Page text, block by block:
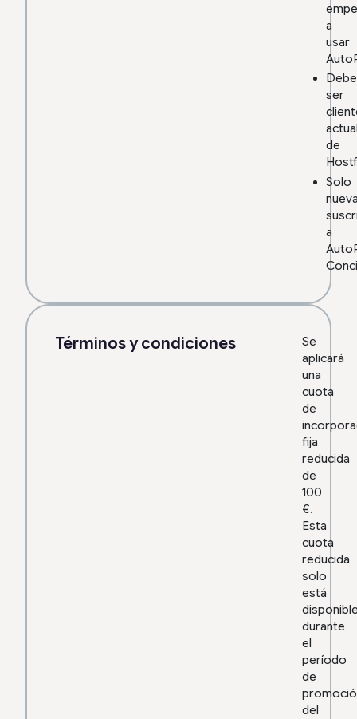
a
usar
Debe
ser
de
Solo
a
Términos y condiciones
Se
aplicará
una
cuota
de
fija
reducida
de
100
€.
Esta
cuota
reducida
solo
está
durante
el
período
de
del